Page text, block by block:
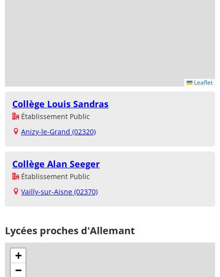
Leaflet
Collège Louis Sandras
Établissement Public
Anizy-le-Grand (02320)
Collège Alan Seeger
Établissement Public
Vailly-sur-Aisne (02370)
Lycées proches d'Allemant
+
−